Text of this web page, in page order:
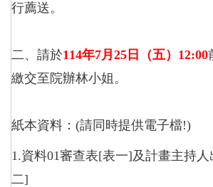
行薦送。
二、請於114年7月25日（五）12:00
繳交至院辦林小姐。
紙本資料：(請同時提供電子檔!)
1.資料01審查表[表一]及計畫主持
二]